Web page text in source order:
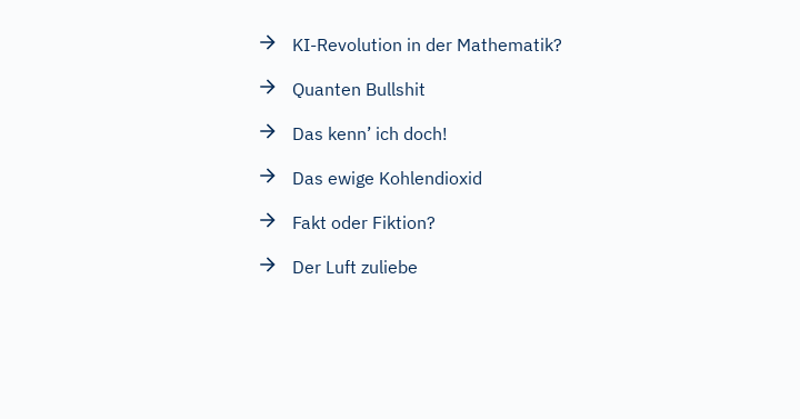
KI-Revolution in der Mathematik?
Quanten Bullshit
Das kenn’ ich doch!
Das ewige Kohlendioxid
Fakt oder Fiktion?
Der Luft zuliebe